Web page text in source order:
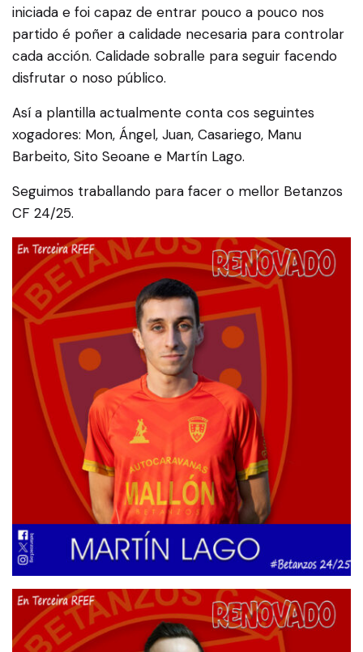
iniciada e foi capaz de entrar pouco a pouco nos
partido é poñer a calidade necesaria para controlar
cada acción. Calidade sobralle para seguir facendo
disfrutar o noso público.
Así a plantilla actualmente conta cos seguintes
xogadores: Mon, Ángel, Juan, Casariego, Manu
Barbeito, Sito Seoane e Martín Lago.
Seguimos traballando para facer o mellor Betanzos
CF 24/25.